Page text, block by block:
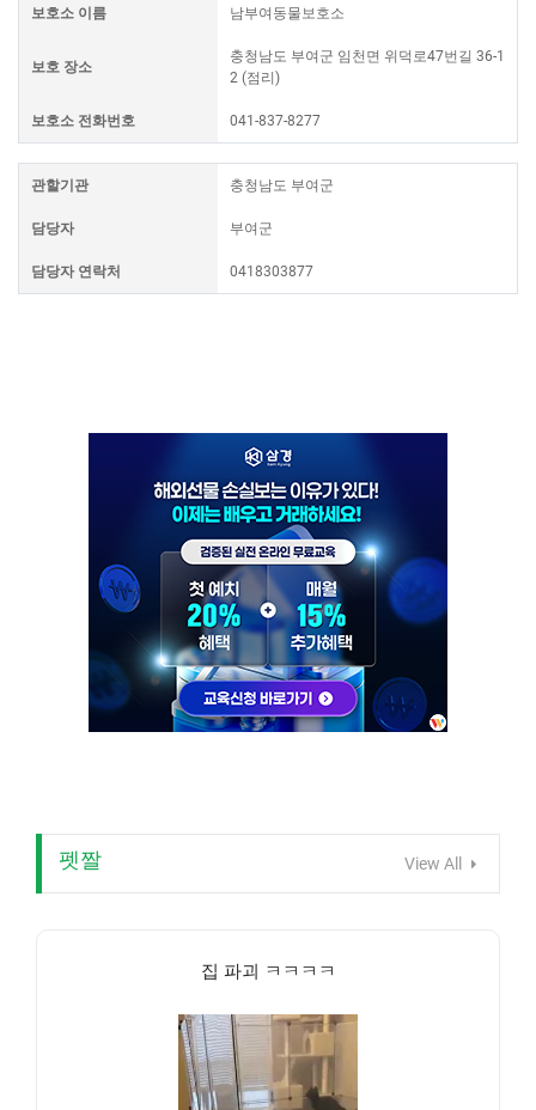
보호소 이름 남부여동물보호소
보호 장소
충청남도 부여군 임천면 위덕로47번길 36-1
2 (점리)
보호소 전화번호 041-837-8277
관할기관 충청남도 부여군
담당자 부여군
담당자 연락처 0418303877
펫짤 View All
집 파괴 ㅋㅋㅋㅋ